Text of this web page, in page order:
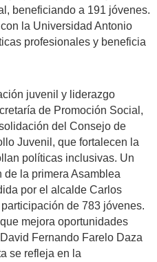
beneficiando a 191 jóvenes.
la Universidad Antonio
profesionales y beneficia
juvenil y liderazgo
de Promoción Social,
del Consejo de
Juvenil, que fortalecen la
políticas inclusivas. Un
de la primera Asamblea
por el alcalde Carlos
de 783 jóvenes.
mejora oportunidades
Fernando Farelo Daza
se refleja en la